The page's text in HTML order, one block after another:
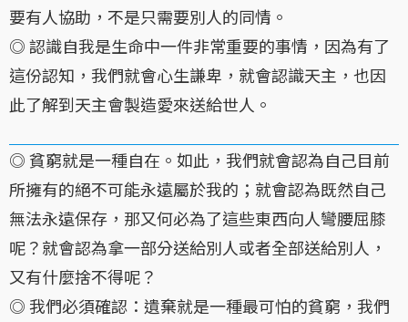
要有人協助，不是只需要別人的同情。
◎ 認識自我是生命中一件非常重要的事情，因為有了
這份認知，我們就會心生謙卑，就會認識天主，也因
此了解到天主會製造愛來送給世人。
◎ 貧窮就是一種自在。如此，我們就會認為自己目前
所擁有的絕不可能永遠屬於我的；就會認為既然自己
無法永遠保存，那又何必為了這些東西向人彎腰屈膝
呢？就會認為拿一部分送給別人或者全部送給別人，
又有什麼捨不得呢？
◎ 我們必須確認：遺棄就是一種最可怕的貧窮，我們